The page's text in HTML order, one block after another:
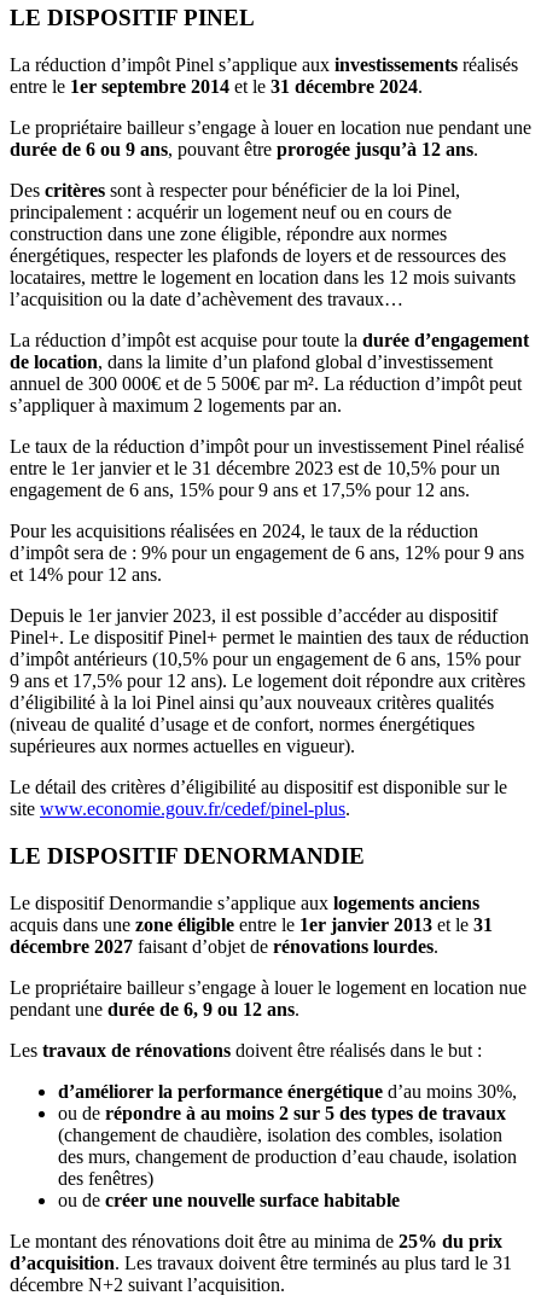
LE DISPOSITIF PINEL
La réduction d’impôt Pinel s’applique aux investissements réalisés
entre le 1er septembre 2014 et le 31 décembre 2024.
Le propriétaire bailleur s’engage à louer en location nue pendant une
durée de 6 ou 9 ans, pouvant être prorogée jusqu’à 12 ans.
Des critères sont à respecter pour bénéficier de la loi Pinel,
principalement : acquérir un logement neuf ou en cours de
construction dans une zone éligible, répondre aux normes
énergétiques, respecter les plafonds de loyers et de ressources des
locataires, mettre le logement en location dans les 12 mois suivants
l’acquisition ou la date d’achèvement des travaux…
La réduction d’impôt est acquise pour toute la durée d’engagement
de location, dans la limite d’un plafond global d’investissement
annuel de 300 000€ et de 5 500€ par m². La réduction d’impôt peut
s’appliquer à maximum 2 logements par an.
Le taux de la réduction d’impôt pour un investissement Pinel réalisé
entre le 1er janvier et le 31 décembre 2023 est de 10,5% pour un
engagement de 6 ans, 15% pour 9 ans et 17,5% pour 12 ans.
Pour les acquisitions réalisées en 2024, le taux de la réduction
d’impôt sera de : 9% pour un engagement de 6 ans, 12% pour 9 ans
et 14% pour 12 ans.
Depuis le 1er janvier 2023, il est possible d’accéder au dispositif
Pinel+. Le dispositif Pinel+ permet le maintien des taux de réduction
d’impôt antérieurs (10,5% pour un engagement de 6 ans, 15% pour
9 ans et 17,5% pour 12 ans). Le logement doit répondre aux critères
d’éligibilité à la loi Pinel ainsi qu’aux nouveaux critères qualités
(niveau de qualité d’usage et de confort, normes énergétiques
supérieures aux normes actuelles en vigueur).
Le détail des critères d’éligibilité au dispositif est disponible sur le
site www.economie.gouv.fr/cedef/pinel-plus.
LE DISPOSITIF DENORMANDIE
Le dispositif Denormandie s’applique aux logements anciens
acquis dans une zone éligible entre le 1er janvier 2013 et le 31
décembre 2027 faisant d’objet de rénovations lourdes.
Le propriétaire bailleur s’engage à louer le logement en location nue
pendant une durée de 6, 9 ou 12 ans.
Les travaux de rénovations doivent être réalisés dans le but :
d’améliorer la performance énergétique d’au moins 30%,
ou de répondre à au moins 2 sur 5 des types de travaux
(changement de chaudière, isolation des combles, isolation
des murs, changement de production d’eau chaude, isolation
des fenêtres)
ou de créer une nouvelle surface habitable
Le montant des rénovations doit être au minima de 25% du prix
d’acquisition. Les travaux doivent être terminés au plus tard le 31
décembre N+2 suivant l’acquisition.